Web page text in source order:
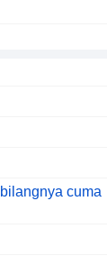
cuma